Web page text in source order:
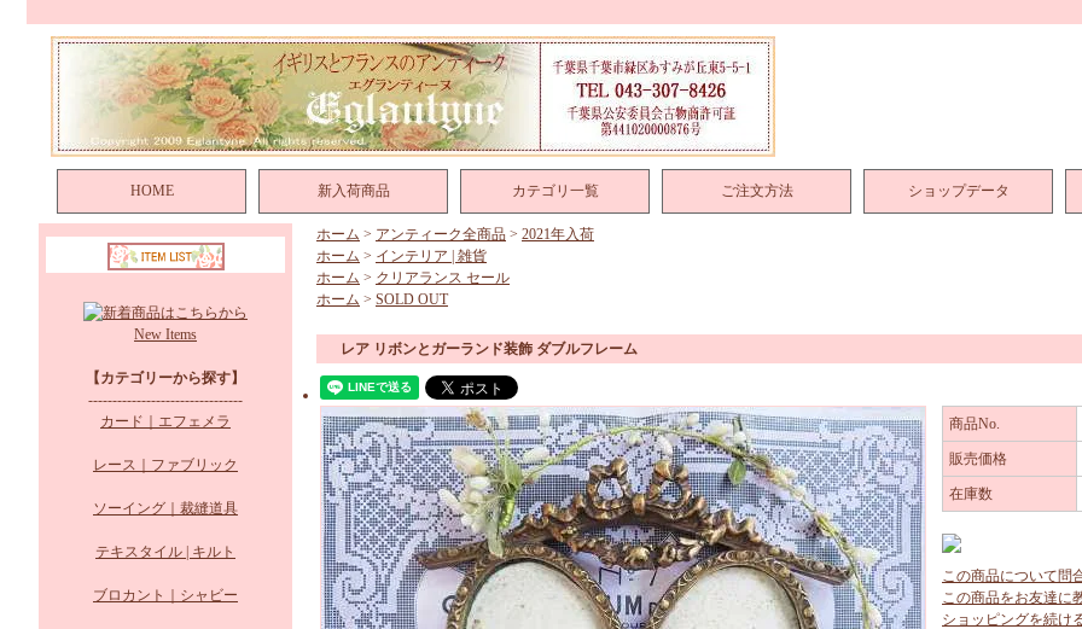
HOME 新入荷商品 カテゴリ一覧 ご注文方法 ショップデータ
New Items
【カテゴリーから探す】
--------------------------------
カード｜エフェメラ
レース｜ファブリック
ソーイング｜裁縫道具
テキスタイル | キルト
ブロカント｜シャビー
ホーム > アンティーク全商品 > 2021年入荷
ホーム > インテリア | 雑貨
ホーム > クリアランス セール
ホーム > SOLD OUT
レア リボンとガーランド装飾 ダブルフレーム
商品No.
販売価格
在庫数
この商品について問
この商品をお友達に
ショッピングを続け